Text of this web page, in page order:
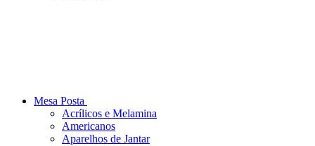
Mesa Posta
Acrílicos e Melamina
Americanos
Aparelhos de Jantar